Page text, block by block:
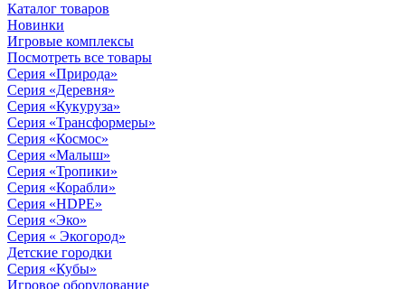
Каталог товаров
Новинки
Игровые комплексы
Посмотреть все товары
Серия «Природа»
Серия «Деревня»
Серия «Кукуруза»
Серия «Трансформеры»
Серия «Космос»
Серия «Малыш»
Серия «Тропики»
Серия «Корабли»
Серия «HDPE»
Серия «Эко»
Серия « Экогород»
Детские городки
Серия «Кубы»
Игровое оборудование